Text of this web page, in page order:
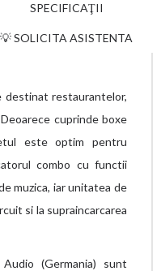
SPECIFICAŢII
💡 SOLICITA ASISTENTA
destinat restaurantelor,
cuprinde boxe
este optim pentru
combo cu functii
muzica, iar unitatea de
si la supraincarcarea
(Germania) sunt